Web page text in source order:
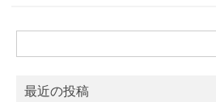
索:
最近の投稿